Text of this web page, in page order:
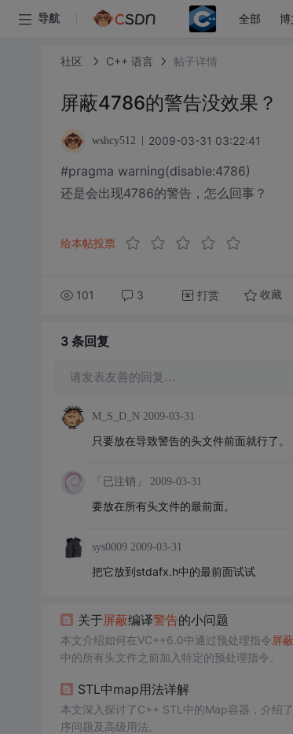
导航 全部 博
社区 C++ 语言 帖子详情
屏蔽4786的警告没效果？
wshcy512 2009-03-31 03:22:41
#pragma warning(disable:4786)
还是会出现4786的警告，怎么回事？
给本帖投票
101 3 打赏 收藏
3 条回复
请发表友善的回复…
M_S_D_N 2009-03-31
只要放在导致警告的头文件前面就行了。
「已注销」 2009-03-31
要放在所有头文件的最前面。
sys0009 2009-03-31
把它放到stdafx.h中的最前面试试
关于屏蔽编译警告的小问题
本文介绍如何在VC++6.0中通过预处理指令屏蔽
中的所有头文件之前加入特定的预处理指令。
STL中map用法详解
本文深入探讨了C++ STL中的Map容器，介绍
序问题及高级用法。